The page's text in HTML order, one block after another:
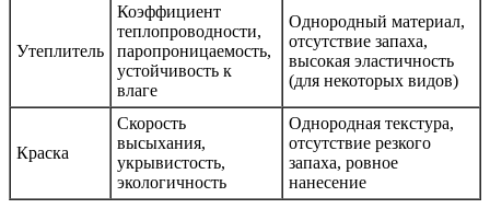
Утеплитель
Коэффициент
теплопроводности,
паропроницаемость,
устойчивость к
влаге
Однородный материал,
отсутствие запаха,
высокая эластичность
(для некоторых видов)
Краска
Скорость
высыхания,
укрывистость,
экологичность
Однородная текстура,
отсутствие резкого
запаха, ровное
нанесение